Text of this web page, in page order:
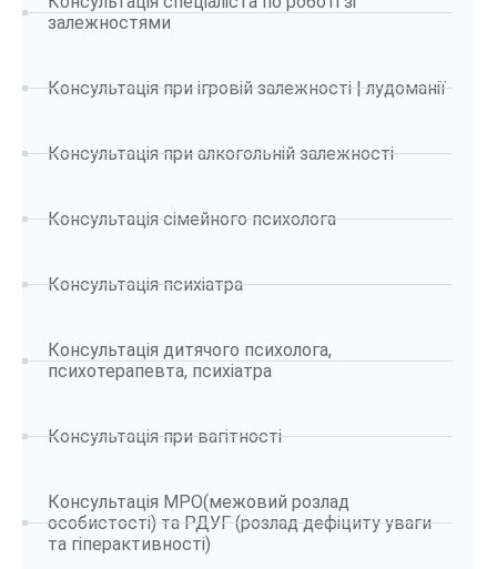
залежностями
Консультація при ігровій залежності | лудоманії
Консультація при алкогольній залежності
Консультація сімейного психолога
Консультація психіатра
Консультація дитячого психолога,
психотерапевта, психіатра
Консультація при вагітності
Консультація МРО(межовий розлад
особистості) та РДУГ (розлад дефіциту уваги
та гіперактивності)